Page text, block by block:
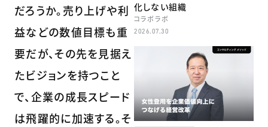
だろうか。売り上げや利
益などの数値目標も重
要だが、その先を見据え
たビジョンを持つこと
で、企業の成長スピード
は飛躍的に加速する。そ
化しない組織
コラボラボ
2026.07.30